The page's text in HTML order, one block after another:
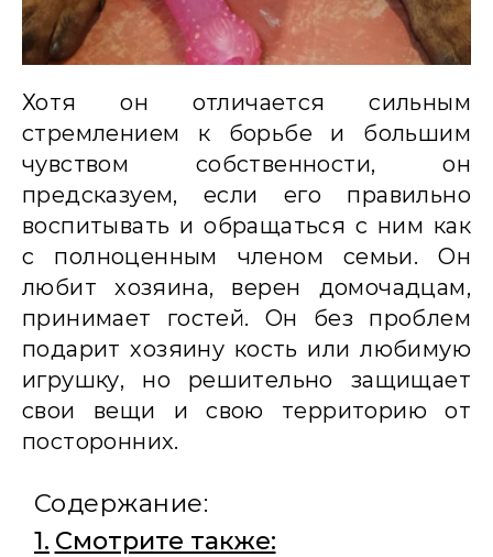
Хотя он отличается сильным
стремлением к борьбе и большим
чувством собственности, он
предсказуем, если его правильно
воспитывать и обращаться с ним как
с полноценным членом семьи. Он
любит хозяина, верен домочадцам,
принимает гостей. Он без проблем
подарит хозяину кость или любимую
игрушку, но решительно защищает
свои вещи и свою территорию от
посторонних.
Содержание:
Смотрите также: